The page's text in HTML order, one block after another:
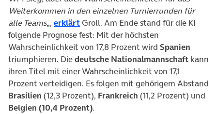
Weiterkommen in den einzelnen Turnierrunden für
alle Teams„, erklärt(öffnet in neuem Tab)
Groll. Am Ende stand für die KI
folgende Prognose fest: Mit der höchsten
Wahrscheinlichkeit von 17,8 Prozent wird Spanien
triumphieren. Diedeutsche Nationalmannschaft kann
ihren Titel mit einer Wahrscheinlichkeit von 17,1
Prozent verteidigen. Es folgen mit gehörigem Abstand
Brasilien (12,3 Prozent), Frankreich (11,2 Prozent) und
Belgien (10,4 Prozent).